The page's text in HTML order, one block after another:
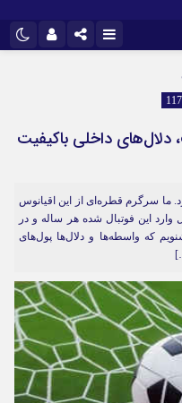
ایتا
داخلی باکیفیت
ما سرگرم قطره‌ای از این اقیانوس
این فوتبال شده هر ساله و در
که واسطه‌ها و دلال‌ها پول‌های